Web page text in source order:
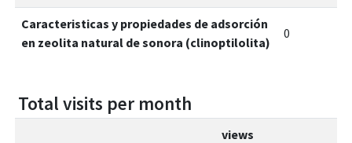
Caracteristicas y propiedades de adsorción
en zeolita natural de sonora (clinoptilolita)
0
Total visits per month
views